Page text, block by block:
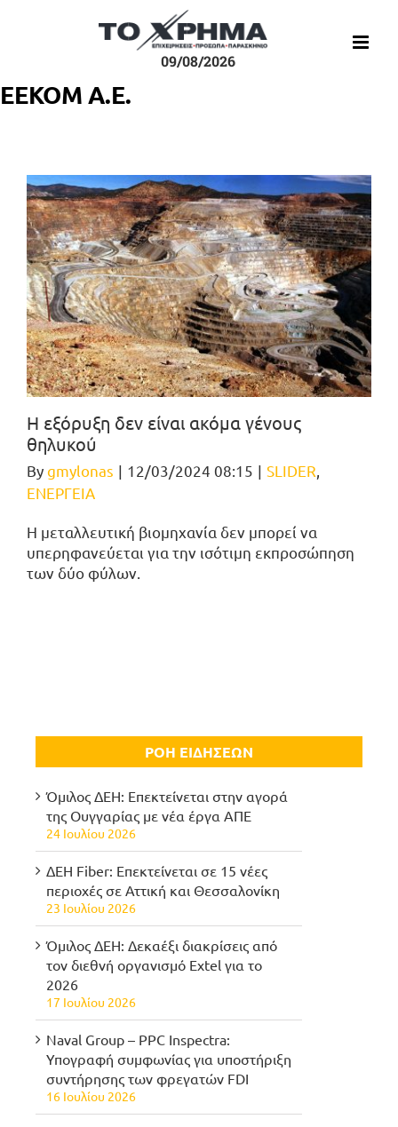
09/08/2026
ΕΕΚΟΜ Α.Ε.
Η εξόρυξη δεν είναι ακόμα γένους
θηλυκού
Bygmylonas | 12/03/2024 08:15 | SLIDER,
ΕΝΕΡΓΕΙΑ
Η μεταλλευτική βιομηχανία δεν μπορεί να
υπερηφανεύεται για την ισότιμη εκπροσώπηση
των δύο φύλων.
ΡΟΗ ΕΙΔΗΣΕΩΝ
Όμιλος ΔΕΗ: Επεκτείνεται στην αγορά
της Ουγγαρίας με νέα έργα ΑΠΕ
24 Ιουλίου 2026
ΔΕΗ Fiber: Επεκτείνεται σε 15 νέες
περιοχές σε Αττική και Θεσσαλονίκη
23 Ιουλίου 2026
Όμιλος ΔΕΗ: Δεκαέξι διακρίσεις από
τον διεθνή οργανισμό Extel για το
2026
17 Ιουλίου 2026
Naval Group – PPC Inspectra:
Υπογραφή συμφωνίας για υποστήριξη
συντήρησης των φρεγατών FDI
16 Ιουλίου 2026